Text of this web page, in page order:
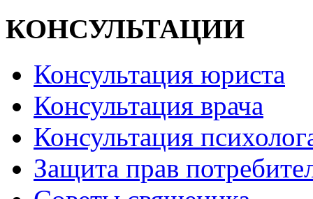
КОНСУЛЬТАЦИИ
Консультация юриста
Консультация врача
Консультация
Защита прав